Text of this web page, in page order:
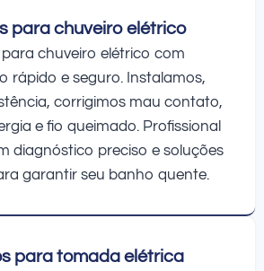
para chuveiro elétrico
para chuveiro elétrico com
rápido e seguro. Instalamos,
corrigimos mau contato,
e fio queimado. Profissional
diagnóstico preciso e soluções
garantir seu banho quente.
para tomada elétrica